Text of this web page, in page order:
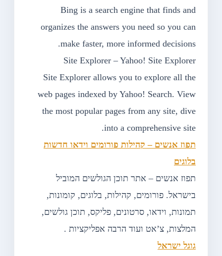
Bing is a search engine that finds and
organizes the answers you need so you can
make faster, more informed decisions.
Site Explorer – Yahoo! Site Explorer
Site Explorer allows you to explore all the
web pages indexed by Yahoo! Search. View
the most popular pages from any site, dive
into a comprehensive site.
תפוז אנשים – קהילות פורומים וידאו חדשות
בלוגים
תפוז אנשים – אתר תוכן הגולשים המוביל
בישראל. פורומים, קהילות, בלוגים, קומונות,
תמונות, וידאו, סרטונים, פליקס, תוכן גולשים,
המלצות, צ’אט ועוד הרבה אפליקציות .
גוגל ישראל